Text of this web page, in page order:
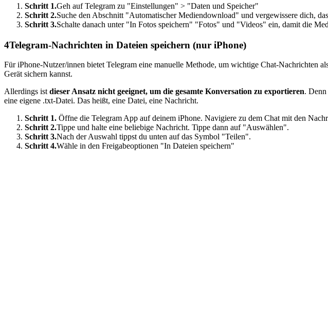
Schritt 1.Geh auf Telegram zu "Einstellungen" > "Daten und Speicher"
Schritt 2.Suche den Abschnitt "Automatischer Mediendownload" und vergewissere dich,
Schritt 3.Schalte danach unter "In Fotos speichern" "Fotos" und "Videos" ein, damit die
4Telegram-Nachrichten in Dateien speichern (nur iPhone)
Für iPhone-Nutzer/innen bietet Telegram eine manuelle Methode, um wichtige Chat-Nachrichten
Gerät sichern kannst.
Allerdings ist dieser Ansatz nicht geeignet, um die gesamte Konversation zu exportieren.
eine eigene .txt-Datei. Das heißt, eine Datei, eine Nachricht.
Schritt 1. Öffne die Telegram App auf deinem iPhone. Navigiere zu dem Chat mit den
Schritt 2.Tippe und halte eine beliebige Nachricht. Tippe dann auf "Auswählen".
Schritt 3.Nach der Auswahl tippst du unten auf das Symbol "Teilen".
Schritt 4.Wähle in den Freigabeoptionen "In Dateien speichern"